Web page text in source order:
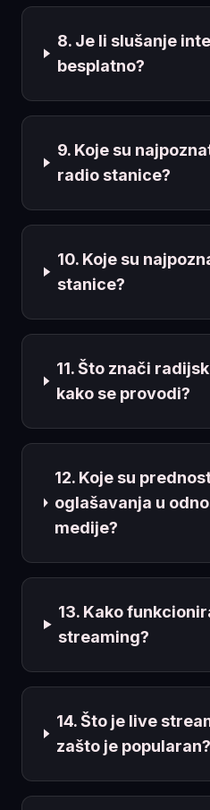
8. Je li slušanje
besplatno?
9. Koje su
radio stanice?
10. Koje su
stanice?
11. Što znači
kako se provodi?
12. Koje su
oglašavanja u
medije?
13. Kako
streaming?
14. Što je live
zašto je popularan?